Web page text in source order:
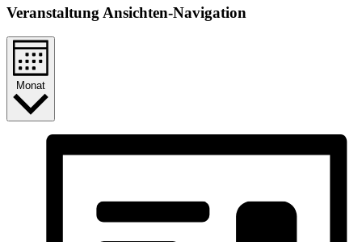
Veranstaltung Ansichten-Navigation
Monat